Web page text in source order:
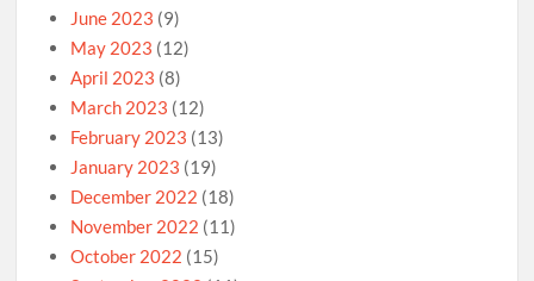
June 2023 (9)
May 2023 (12)
April 2023 (8)
March 2023 (12)
February 2023 (13)
January 2023 (19)
December 2022 (18)
November 2022 (11)
October 2022 (15)